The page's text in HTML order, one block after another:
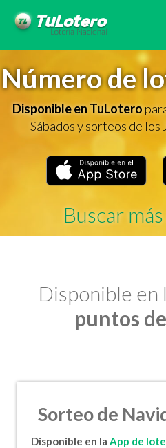
Número de
Disponible en TuLotero
Sábados y sorteos de los
Buscar
Disponible en
puntos
Sorteo de
Disponible en la App de